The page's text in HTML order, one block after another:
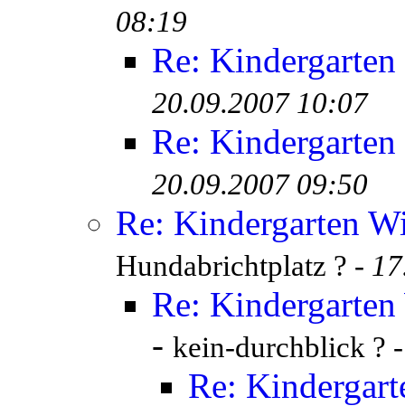
08:19
Re:
20.09.2007 10:07
Re:
20.09.2007 09:50
Re: Kindergarten
Hundabrichtplatz ? -
Re:
- kein-durchblick ?
Re: